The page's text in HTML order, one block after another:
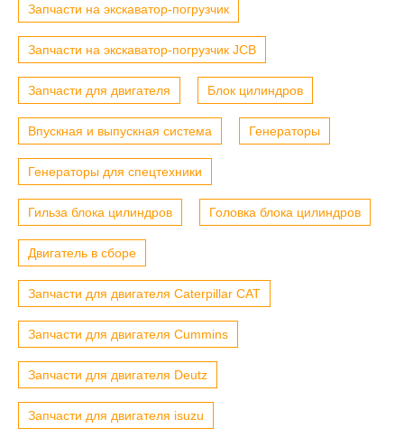
Запчасти на экскаватор-погрузчик
Запчасти на экскаватор-погрузчик JCB
Запчасти для двигателя Блок цилиндров
Впускная и выпускная система Генераторы
Генераторы для спецтехники
Гильза блока цилиндров Головка блока цилиндров
Двигатель в сборе
Запчасти для двигателя Caterpillar CAT
Запчасти для двигателя Cummins
Запчасти для двигателя Deutz
Запчасти для двигателя isuzu